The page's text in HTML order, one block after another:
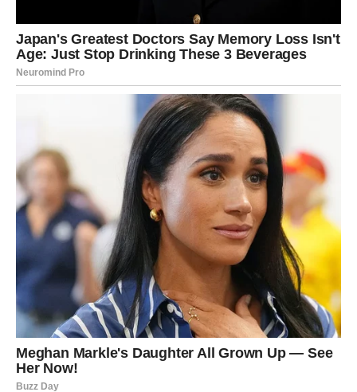
zvijezde. Mogući su i veliki ugovori, sponzorstva,
nagrade. Finansijski najjači period: maj–avgust.
Ljubav– Lavovi će biti neodoljivi. Samci – romanse koje
izgledaju kao iz filma. U vezi – partner će te gledati kao
da si najvrednija osoba na svijetu. Mnogi će se vjenčati ili
roditi djeca.
Zdravlje i lični rast – Sjajno vrijeme za ulaganje u sebe:
nova frizura, garderoba, teretana, putovanja. Osjećat ćeš
se moćno i samouvjereno.
Savjet za Lava: Ne boji se da zablistaš. Što više dijeliš
svoju svjetlost, više je primaš nazad.
4. Vaga – Godina harmonije,
ljubavi i pravih partnerstava